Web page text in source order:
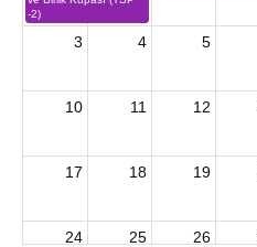
-2)
3 4 5
10 11 12
17 18 19
24 25 26